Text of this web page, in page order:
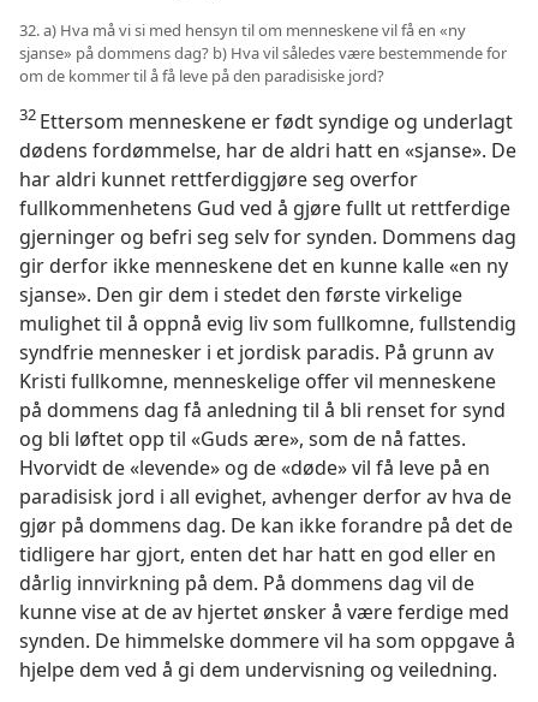
32. a) Hva må vi si med hensyn til om menneskene vil få en «ny
sjanse» på dommens dag? b) Hva vil således være bestemmende for
om de kommer til å få leve på den paradisiske jord?
32 Ettersom menneskene er født syndige og underlagt
dødens fordømmelse, har de aldri hatt en «sjanse». De
har aldri kunnet rettferdiggjøre seg overfor
fullkommenhetens Gud ved å gjøre fullt ut rettferdige
gjerninger og befri seg selv for synden. Dommens dag
gir derfor ikke menneskene det en kunne kalle «en ny
sjanse». Den gir dem i stedet den første virkelige
mulighet til å oppnå evig liv som fullkomne, fullstendig
syndfrie mennesker i et jordisk paradis. På grunn av
Kristi fullkomne, menneskelige offer vil menneskene
på dommens dag få anledning til å bli renset for synd
og bli løftet opp til «Guds ære», som de nå fattes.
Hvorvidt de «levende» og de «døde» vil få leve på en
paradisisk jord i all evighet, avhenger derfor av hva de
gjør på dommens dag. De kan ikke forandre på det de
tidligere har gjort, enten det har hatt en god eller en
dårlig innvirkning på dem. På dommens dag vil de
kunne vise at de av hjertet ønsker å være ferdige med
synden. De himmelske dommere vil ha som oppgave å
hjelpe dem ved å gi dem undervisning og veiledning.